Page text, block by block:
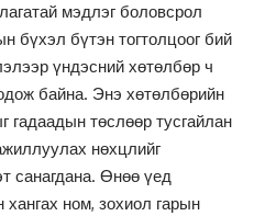
мэдлэг боловсрол
бүхэл бүтэн тогтолцоог бий
үндэсний хөтөлбөр ч
байна. Энэ хөтөлбөрийн
гадаадын төслөөр тусгайлан
нөхцлийг
санагдана. Өнөө үед
хангах ном, зохиол гарын